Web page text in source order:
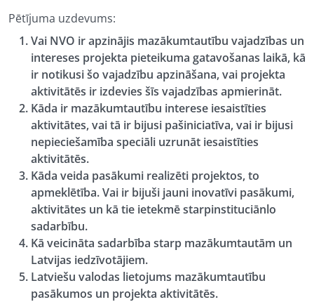
Pētījuma uzdevums:
Vai NVO ir apzinājis mazākumtautību vajadzības un
intereses projekta pieteikuma gatavošanas laikā, kā
ir notikusi šo vajadzību apzināšana, vai projekta
aktivitātēs ir izdevies šīs vajadzības apmierināt.
Kāda ir mazākumtautību interese iesaistīties
aktivitātes, vai tā ir bijusi pašiniciatīva, vai ir bijusi
nepieciešamība speciāli uzrunāt iesaistīties
aktivitātēs.
Kāda veida pasākumi realizēti projektos, to
apmeklētība. Vai ir bijuši jauni inovatīvi pasākumi,
aktivitātes un kā tie ietekmē starpinstituciānlo
sadarbību.
Kā veicināta sadarbība starp mazākumtautām un
Latvijas iedzīvotājiem.
Latviešu valodas lietojums mazākumtautību
pasākumos un projekta aktivitātēs.